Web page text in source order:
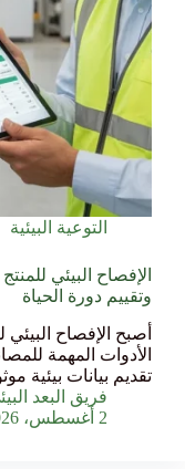
التوعية البيئية
وتقييم دورة الحياة
الأدوات المهمة
تقديم بيانات بيئية
فريق البعد
2 أغسطس، 2026